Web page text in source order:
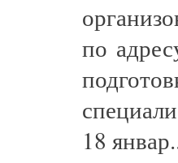
по
18